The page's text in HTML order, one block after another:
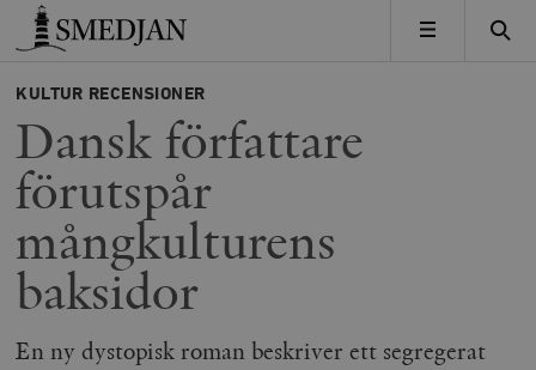
Timbro
MENY
KULTUR RECENSIONER
Dansk författare
förutspår
mångkulturens
baksidor
En ny dystopisk roman beskriver ett segregerat